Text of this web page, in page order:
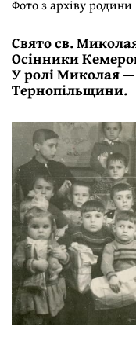
Фото з архіву
Свято св.
Осінники
У ролі Миколая
Тернопільщини.